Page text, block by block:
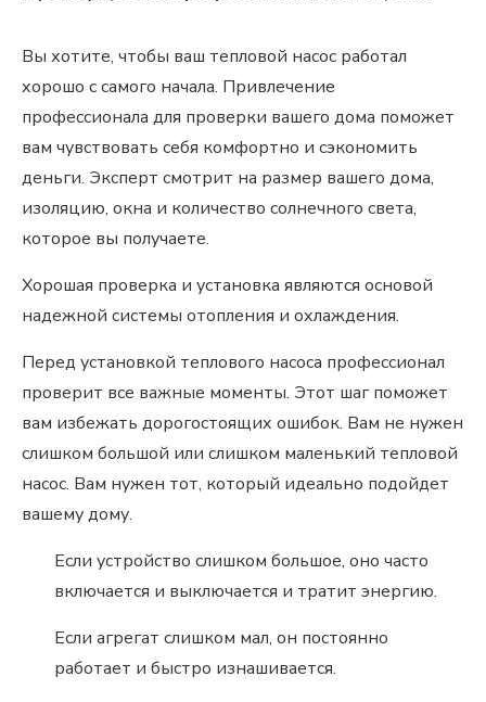
Вы хотите, чтобы ваш тепловой насос работал
хорошо с самого начала. Привлечение
профессионала для проверки вашего дома поможет
вам чувствовать себя комфортно и сэкономить
деньги. Эксперт смотрит на размер вашего дома,
изоляцию, окна и количество солнечного света,
которое вы получаете.
Хорошая проверка и установка являются основой
надежной системы отопления и охлаждения.
Перед установкой теплового насоса профессионал
проверит все важные моменты. Этот шаг поможет
вам избежать дорогостоящих ошибок. Вам не нужен
слишком большой или слишком маленький тепловой
насос. Вам нужен тот, который идеально подойдет
вашему дому.
Если устройство слишком большое, оно часто
включается и выключается и тратит энергию.
Если агрегат слишком мал, он постоянно
работает и быстро изнашивается.